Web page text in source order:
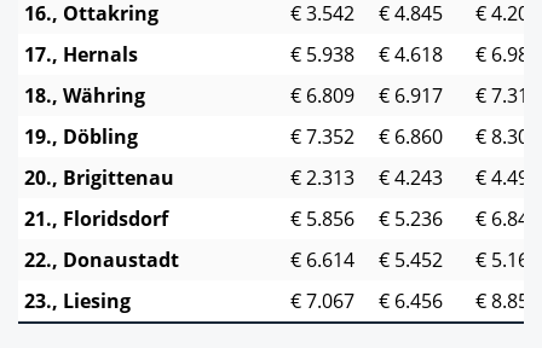
16., Ottakring
€ 3.542 € 4.845
€ 4.204
17., Hernals
€ 5.938 € 4.618
€ 6.987
18., Währing
€ 6.809 € 6.917
€ 7.314
19., Döbling
€ 7.352 € 6.860
€ 8.305
20., Brigittenau
€ 2.313 € 4.243
€ 4.497
21., Floridsdorf
€ 5.856 € 5.236
€ 6.845
22., Donaustadt
€ 6.614 € 5.452
€ 5.165
23., Liesing
€ 7.067 € 6.456 € 8.851